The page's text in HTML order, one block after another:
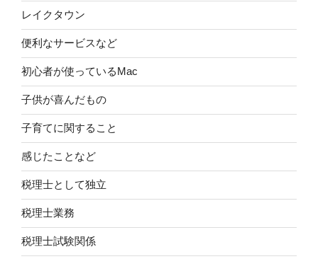
レイクタウン
便利なサービスなど
初心者が使っているMac
子供が喜んだもの
子育てに関すること
感じたことなど
税理士として独立
税理士業務
税理士試験関係